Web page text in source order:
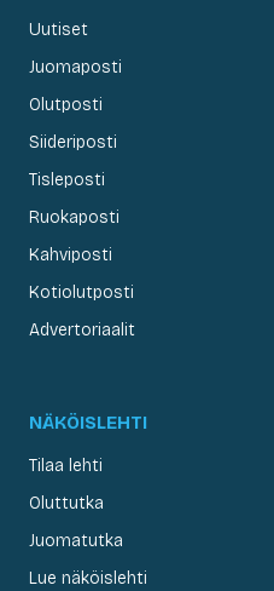
Uutiset
Juomaposti
Olutposti
Siideriposti
Tisleposti
Ruokaposti
Kahviposti
Kotiolutposti
Advertoriaalit
NÄKÖISLEHTI
Tilaa lehti
Oluttutka
Juomatutka
Lue näköislehti